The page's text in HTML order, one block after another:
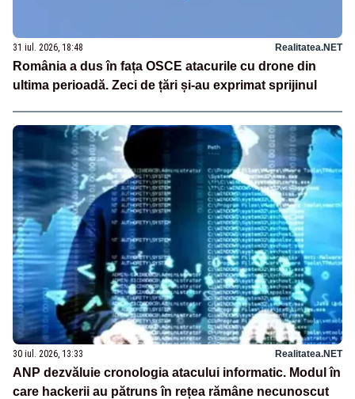
31 iul. 2026, 18:48 Realitatea.NET
România a dus în fața OSCE atacurile cu drone din
ultima perioadă. Zeci de țări și-au exprimat sprijinul
30 iul. 2026, 13:33 Realitatea.NET
ANP dezvăluie cronologia atacului informatic. Modul în
care hackerii au pătruns în rețea rămâne necunoscut